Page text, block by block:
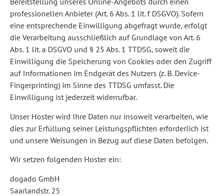
professionellen Anbieter (Art. 6 Abs. 1 lit. f DSGVO). Sofern
eine entsprechende Einwilligung abgefragt wurde, erfolgt
die Verarbeitung ausschließlich auf Grundlage von Art. 6
Abs. 1 lit. a DSGVO und § 25 Abs. 1 TTDSG, soweit die
Einwilligung die Speicherung von Cookies oder den Zugriff
auf Informationen im Endgerät des Nutzers (z. B. Device-
Fingerprinting) im Sinne des TTDSG umfasst. Die
Einwilligung ist jederzeit widerrufbar.
Unser Hoster wird Ihre Daten nur insoweit verarbeiten, wie
dies zur Erfüllung seiner Leistungspflichten erforderlich ist
und unsere Weisungen in Bezug auf diese Daten befolgen.
Wir setzen folgenden Hoster ein:
dogado GmbH
Saarlandstr. 25